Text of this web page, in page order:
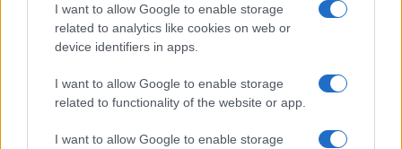
I want to allow Google to enable storage
related to analytics like cookies on web or
device identifiers in apps.
I want to allow Google to enable storage
related to functionality of the website or app.
I want to allow Google to enable storage
arcjátékát ebben az egész alakos csoportportréban: a bizarr
jellemábrázolás olykor egészen apró nüanszokban,
bádogmacsó-vigyora, Gera Anita ijesztő szemvillanásai,
kegyetlenül pontos mozdulatai, Kovács Gerzson Péter ejtett
vállú, lehunyt szemű, révült közönye, Kántor Kata őrületbe